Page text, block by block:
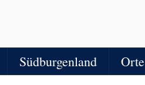
Südburgenland Orte